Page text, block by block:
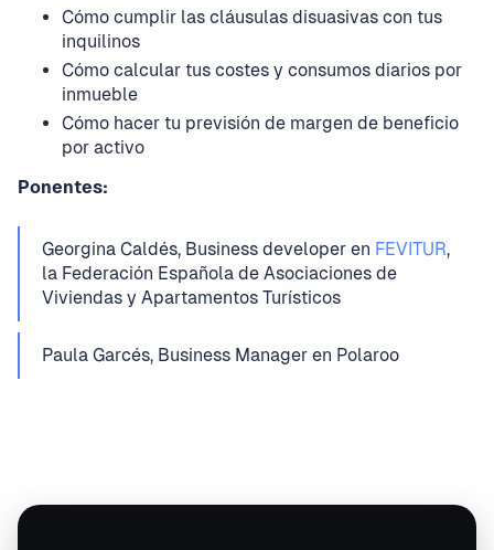
Cómo cumplir las cláusulas disuasivas con tus
inquilinos
Cómo calcular tus costes y consumos diarios por
inmueble
Cómo hacer tu previsión de margen de beneficio
por activo
Ponentes:
Georgina Caldés, Business developer en FEVITUR,
la Federación Española de Asociaciones de
Viviendas y Apartamentos Turísticos
Paula Garcés, Business Manager en Polaroo